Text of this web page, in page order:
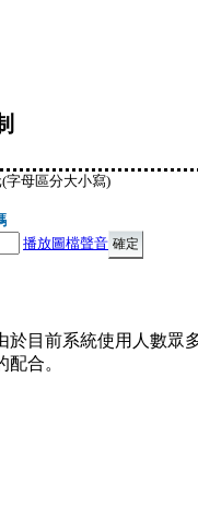
字母區分大小寫)
播放圖檔聲音
於目前系統使用人數眾
合。